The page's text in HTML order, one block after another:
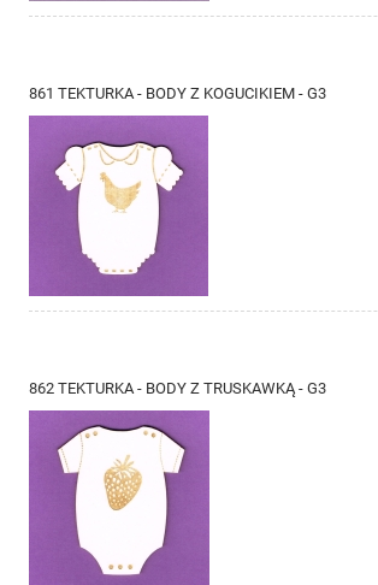
861 TEKTURKA - BODY Z KOGUCIKIEM - G3
862 TEKTURKA - BODY Z TRUSKAWKĄ - G3